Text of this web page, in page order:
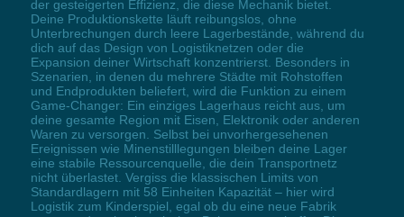
der gesteigerten Effizienz, die diese Mechanik bietet.
Deine Produktionskette läuft reibungslos, ohne
Unterbrechungen durch leere Lagerbestände, während du
dich auf das Design von Logistiknetzen oder die
Expansion deiner Wirtschaft konzentrierst. Besonders in
Szenarien, in denen du mehrere Städte mit Rohstoffen
und Endprodukten beliefert, wird die Funktion zu einem
Game-Changer: Ein einziges Lagerhaus reicht aus, um
deine gesamte Region mit Eisen, Elektronik oder anderen
Waren zu versorgen. Selbst bei unvorhergesehenen
Ereignissen wie Minenstilllegungen bleiben deine Lager
eine stabile Ressourcenquelle, die dein Transportnetz
nicht überlastet. Vergiss die klassischen Limits von
Standardlagern mit 58 Einheiten Kapazität – hier wird
Logistik zum Kinderspiel, egal ob du eine neue Fabrik